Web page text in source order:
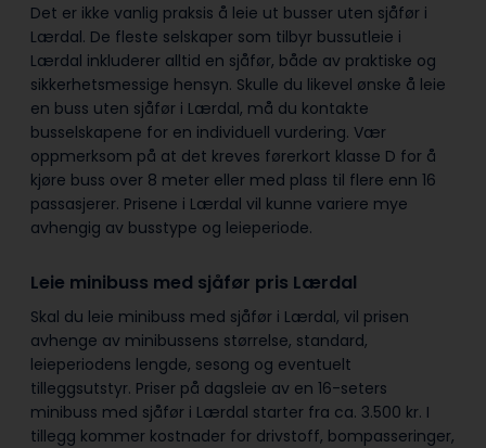
Det er ikke vanlig praksis å leie ut busser uten sjåfør i
Lærdal. De fleste selskaper som tilbyr bussutleie i
Lærdal inkluderer alltid en sjåfør, både av praktiske og
sikkerhetsmessige hensyn. Skulle du likevel ønske å leie
en buss uten sjåfør i Lærdal, må du kontakte
busselskapene for en individuell vurdering. Vær
oppmerksom på at det kreves førerkort klasse D for å
kjøre buss over 8 meter eller med plass til flere enn 16
passasjerer. Prisene i Lærdal vil kunne variere mye
avhengig av busstype og leieperiode.
Leie minibuss med sjåfør pris Lærdal
Skal du leie minibuss med sjåfør i Lærdal, vil prisen
avhenge av minibussens størrelse, standard,
leieperiodens lengde, sesong og eventuelt
tilleggsutstyr. Priser på dagsleie av en 16-seters
minibuss med sjåfør i Lærdal starter fra ca. 3.500 kr. I
tillegg kommer kostnader for drivstoff, bompasseringer,